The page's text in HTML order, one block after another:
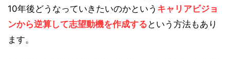
10年後どうなっていきたいのかという キャリアビジョ
ンから逆算して志望動機を作成する という方法もあり
ます。